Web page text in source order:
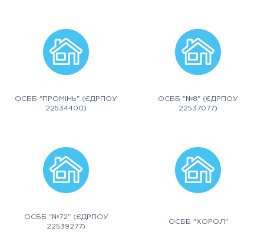
ОСББ "ПРОМІНЬ" (ЄДРПОУ
22534400)
ОСББ "№8" (ЄДРПОУ
22537077)
ОСББ "№72" (ЄДРПОУ
22539277)
ОСББ "ХОРОЛ"